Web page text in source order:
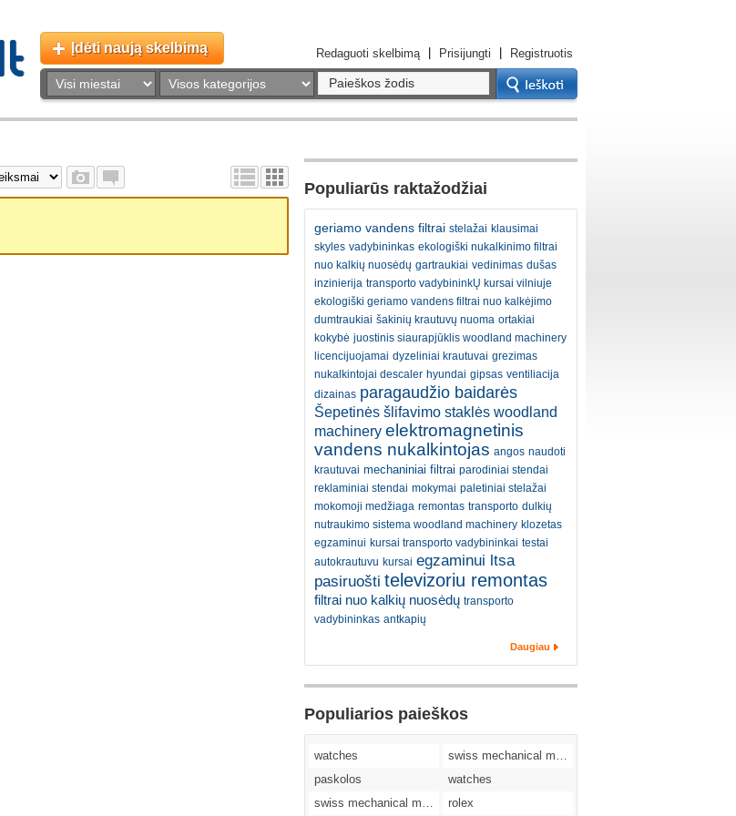
Įdėti naują skelbimą Redaguoti skelbimą Prisijungti Registruotis
Populiarūs raktažodžiai
geriamo vandens filtrai stelažai klausimai
skyles vadybininkas ekologiški nukalkinimo filtrai
nuo kalkių nuosėdų gartraukiai vedinimas dušas
inzinierija transporto vadybininkŲ kursai vilniuje
ekologiški geriamo vandens filtrai nuo kalkėjimo
dumtraukiai šakinių krautuvų nuoma ortakiai
kokybė juostinis siaurapjūklis woodland machinery
licencijuojamai dyzeliniai krautuvai grezimas
nukalkintojai descaler hyundai gipsas ventiliacija
dizainas paragaudžio baidarės
Šepetinės šlifavimo staklės woodland
machinery elektromagnetinis
vandens nukalkintojas angos naudoti
krautuvai mechaniniai filtrai parodiniai stendai
reklaminiai stendai mokymai paletiniai stelažai
mokomoji medžiaga remontas transporto dulkių
nutraukimo sistema woodland machinery klozetas
egzaminui kursai transporto vadybininkai testai
autokrautuvu kursai egzaminui ltsa
pasiruošti televizoriu remontas
filtrai nuo kalkių nuosėdų transporto
vadybininkas antkapių
Daugiau
Populiarios paieškos
watches
swiss mechanical movement replica watches
paskolos
watches
swiss mechanical movement replica watches
rolex